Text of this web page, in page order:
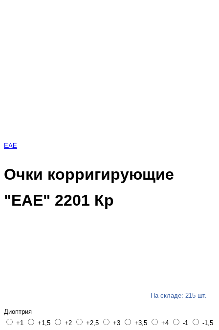
EAE
Очки корригирующие
"EAE" 2201 Кр
На складе: 215 шт.
Диоптрия
+1
+1,5 +2 +2,5 +3 +3,5 +4 -1
-1,5